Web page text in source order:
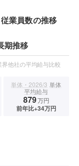
業員数の推移
期推移
他社の平均給与比較
単体・2026/3 単体
平均給与
879万円
前年比+34万円